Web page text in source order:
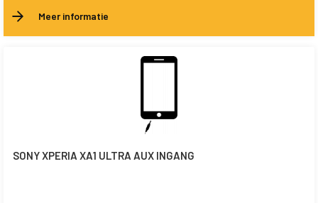
Meer informatie
SONY XPERIA XA1 ULTRA AUX INGANG